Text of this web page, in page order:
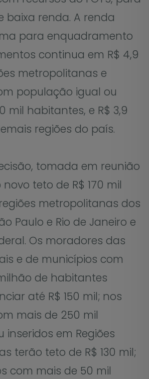
baixa renda. A renda
para enquadramento
continua em R$ 4,9
metropolitanas e
população igual ou
mil habitantes, e R$ 3,9
regiões do país.
tomada em reunião
novo teto de R$ 170 mil
metropolitanas dos
Paulo e Rio de Janeiro e
Os moradores das
e de municípios com
de habitantes
até R$ 150 mil; nos
mais de 250 mil
inseridos em Regiões
terão teto de R$ 130 mil;
com mais de 50 mil